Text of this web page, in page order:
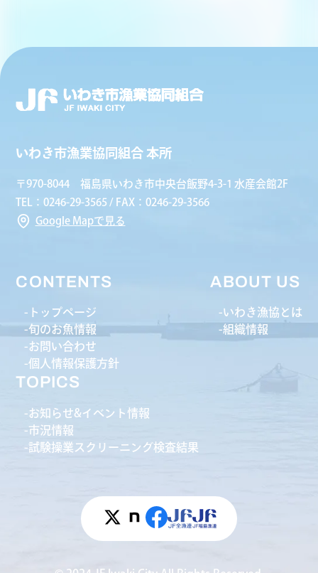
いわき市漁業協同組合 本所
〒970-8044 福島県いわき市中央台飯野4-3-1 水産会館2F
TEL：0246-29-3565 / FAX：0246-29-3566
Google Mapで見る
CONTENTS
トップページ
旬のお魚情報
お問い合わせ
個人情報保護方針
ABOUT US
いわき漁協とは
組織情報
TOPICS
お知らせ&イベント情報
市況情報
試験操業スクリーニング検査結果